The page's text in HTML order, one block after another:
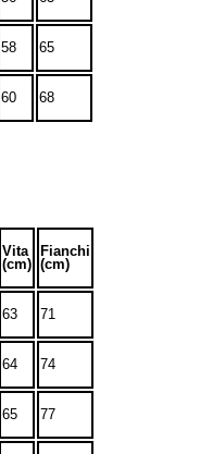
58 65
60 68
Vita
(cm)
Fianchi
(cm)
63 71
64 74
65 77